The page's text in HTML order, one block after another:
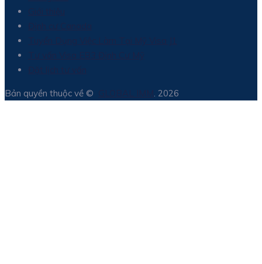
Bản quyền thuộc về © . 2026